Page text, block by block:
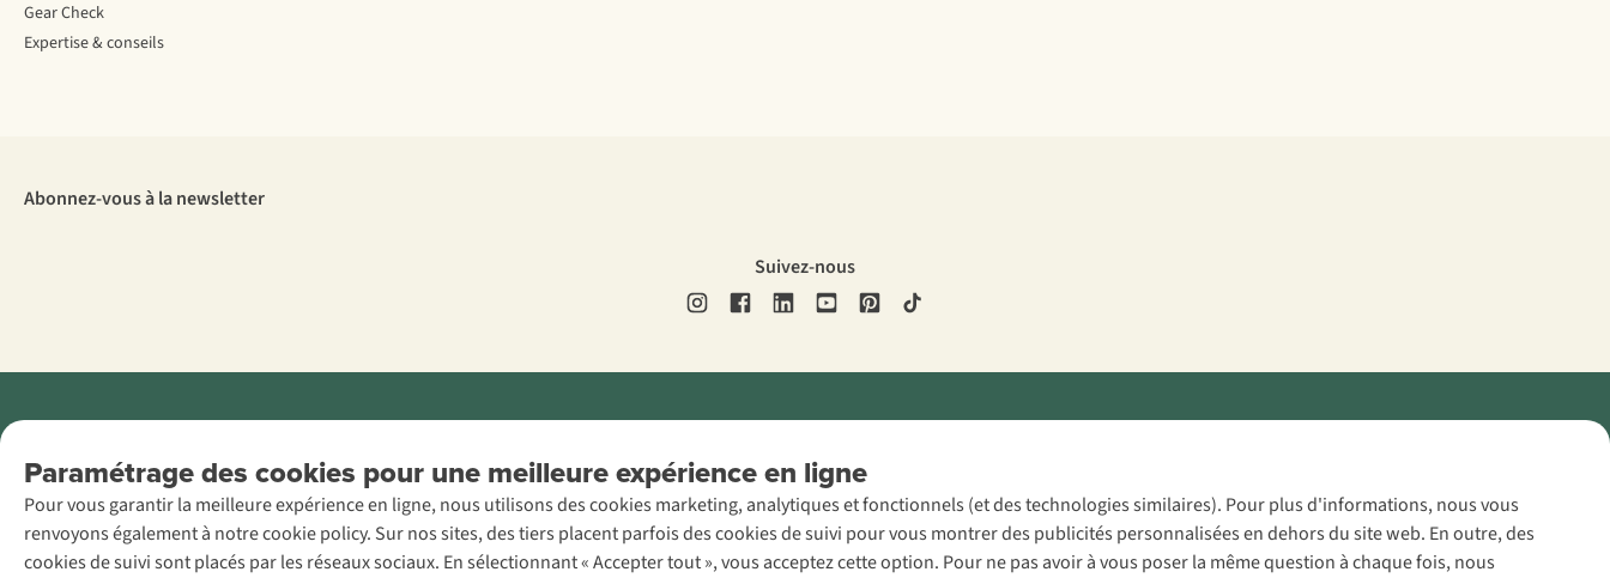
Paramétrage des cookies pour une meilleure expérience en ligne
Pour vous garantir la meilleure expérience en ligne, nous utilisons des cookies marketing, analytiques et fonctionnels (et des technologies similaires). Pour plus d'informations, nous vous
renvoyons également à notre cookie policy. Sur nos sites, des tiers placent parfois des cookies de suivi pour vous montrer des publicités personnalisées en dehors du site web. En outre, des
cookies de suivi sont placés par les réseaux sociaux. En sélectionnant « Accepter tout », vous acceptez cette option. Pour ne pas avoir à vous poser la même question à chaque fois, nous
Gear Check
Expertise & conseils
Abonnez-vous à la newsletter
Suivez-nous
AS Adventure
France SAS,
Rue du Vieux
Faubourg 14, F-